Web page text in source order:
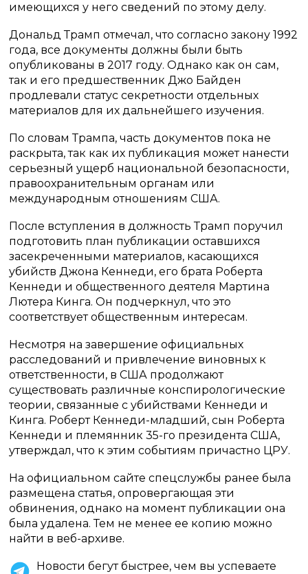
имеющихся у него сведений по этому делу.
Дональд Трамп отмечал, что согласно закону 1992
года, все документы должны были быть
опубликованы в 2017 году. Однако как он сам,
так и его предшественник Джо Байден
продлевали статус секретности отдельных
материалов для их дальнейшего изучения.
По словам Трампа, часть документов пока не
раскрыта, так как их публикация может нанести
серьезный ущерб национальной безопасности,
правоохранительным органам или
международным отношениям США.
После вступления в должность Трамп поручил
подготовить план публикации оставшихся
засекреченными материалов, касающихся
убийств Джона Кеннеди, его брата Роберта
Кеннеди и общественного деятеля Мартина
Лютера Кинга. Он подчеркнул, что это
соответствует общественным интересам.
Несмотря на завершение официальных
расследований и привлечение виновных к
ответственности, в США продолжают
существовать различные конспирологические
теории, связанные с убийствами Кеннеди и
Кинга. Роберт Кеннеди-младший, сын Роберта
Кеннеди и племянник 35-го президента США,
утверждал, что к этим событиям причастно ЦРУ.
На официальном сайте спецслужбы ранее была
размещена статья, опровергающая эти
обвинения, однако на момент публикации она
была удалена. Тем не менее ее копию можно
найти в веб-архиве.
Новости бегут быстрее, чем вы успеваете